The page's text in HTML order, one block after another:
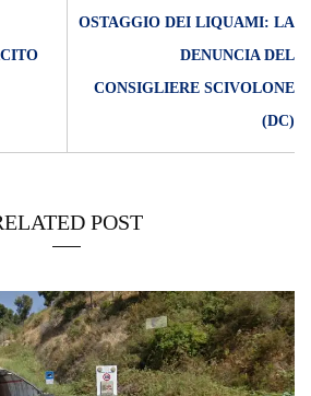
OSTAGGIO DEI LIQUAMI: LA
DENUNCIA DEL
CONSIGLIERE SCIVOLONE
(DC)
POST